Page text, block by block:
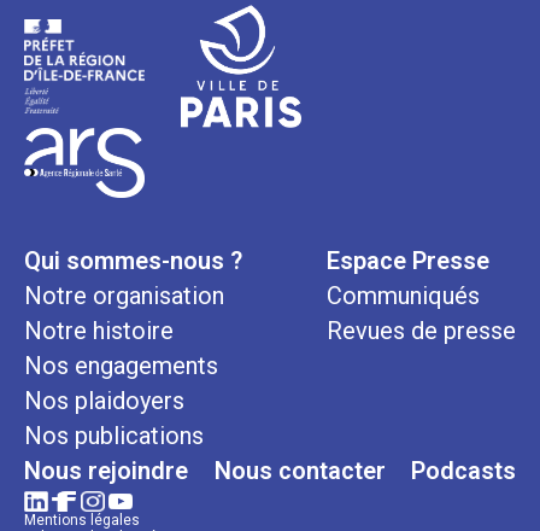
Qui sommes-nous ?
Notre organisation
Notre histoire
Nos engagements
Nos plaidoyers
Nos publications
Espace Presse
Communiqués
Revues de presse
Nous rejoindre Nous contacter Podcasts
Mentions légales